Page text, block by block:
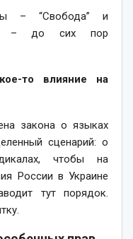
– “Свобода” и
– до сих пор
то влияние на
закона о языках
сценарий: о
чтобы на
России в Украине
тут порядок.